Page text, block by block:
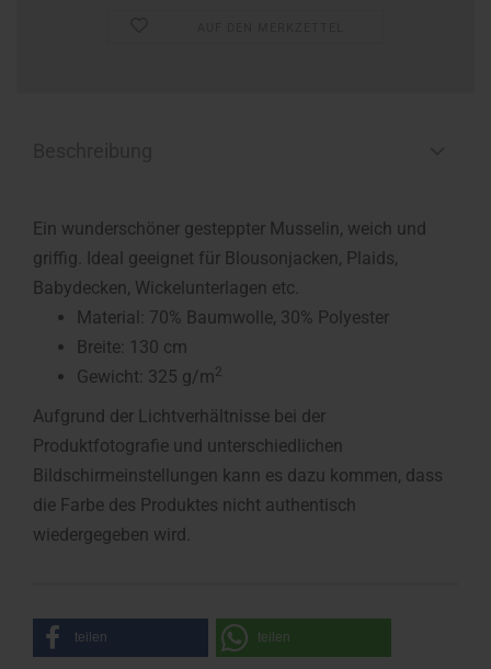
Ein wunderschöner gesteppter Musselin, weich und
griffig. Ideal geeignet für Blousonjacken, Plaids,
Babydecken, Wickelunterlagen etc.
Material: 70% Baumwolle, 30% Polyester
Breite: 130 cm
Gewicht: 325 g/m2
Aufgrund der Lichtverhältnisse bei der
Produktfotografie und unterschiedlichen
Bildschirmeinstellungen kann es dazu kommen, dass
die Farbe des Produktes nicht authentisch
wiedergegeben wird.
teilen teilen